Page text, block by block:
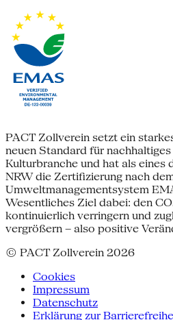
PACT Zollverein setzt ein
neuen Standard für
Kulturbranche und hat als eines
NRW die Zertifizierung nach
Umweltmanagementsystem
Wesentliches Ziel dabei: den
kontinuierlich verringern und
vergrößern – also positive
© PACT Zollverein 2026
Cookies
Impressum
Datenschutz
Erklärung zur